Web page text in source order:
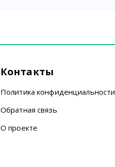
Контакты
Политика конфиденциальности
Обратная связь
О проекте